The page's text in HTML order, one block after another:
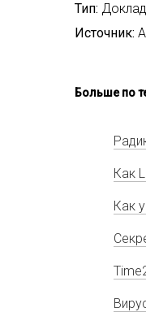
Тип: Доклад
Источник:
Больше по
Как
Как